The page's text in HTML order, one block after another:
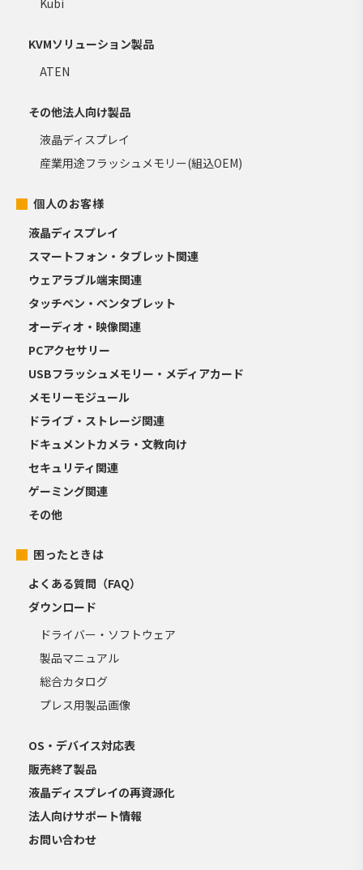
KVMソリューション製品
ATEN
その他法人向け製品
液晶ディスプレイ
産業用途フラッシュメモリー(組込OEM)
個人のお客様
液晶ディスプレイ
スマートフォン・タブレット関連
ウェアラブル端末関連
タッチペン・ペンタブレット
オーディオ・映像関連
PCアクセサリー
USBフラッシュメモリー・メディアカード
メモリーモジュール
ドライブ・ストレージ関連
ドキュメントカメラ・文教向け
セキュリティ関連
ゲーミング関連
その他
困ったときは
よくある質問（FAQ）
ダウンロード
ドライバー・ソフトウェア
製品マニュアル
総合カタログ
プレス用製品画像
OS・デバイス対応表
販売終了製品
液晶ディスプレイの再資源化
法人向けサポート情報
お問い合わせ